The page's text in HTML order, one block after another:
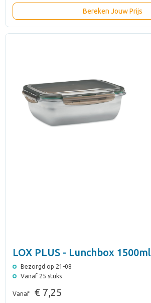
Bereken Jouw Prijs
LOX PLUS - Lunchbox 1500ml
Bezorgd op 21-08
Vanaf 25 stuks
Vanaf € 7,25